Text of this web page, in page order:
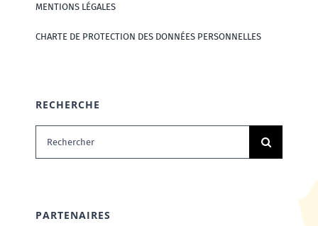
MENTIONS LÉGALES
CHARTE DE PROTECTION DES DONNÉES PERSONNELLES
RECHERCHE
Rechercher:
PARTENAIRES